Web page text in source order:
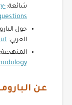
شائعة:
حول
العربي:
المنهجية:
عن